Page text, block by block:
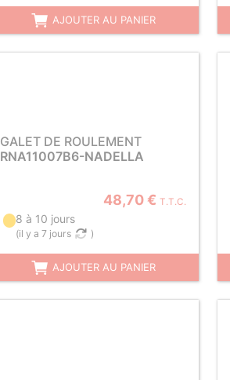
AJOUTER AU PANIER
GALET DE ROULEMENT
RNA11007B6-NADELLA
48,70 € T.T.C.
8 à 10 jours
(il y a 7 jours )
AJOUTER AU PANIER